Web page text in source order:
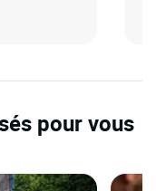
pour vous